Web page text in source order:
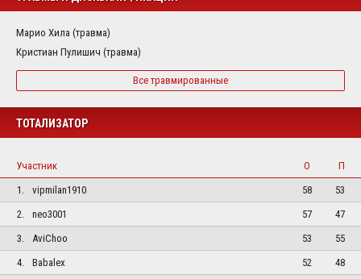
Марио Хила (травма)
Кристиан Пулишич (травма)
Все травмированные
ТОТАЛИЗАТОР
Участник О
П
1.
vipmilan1910 58
53
2.
neo3001 57
47
3.
AviChoo 53
55
4.
Babalex 52
48